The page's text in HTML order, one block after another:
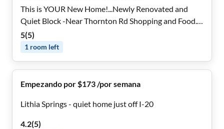
This is YOUR New Home!...Newly Renovated and
Quiet Block -Near Thornton Rd Shopping and Food.
Hurry!
5(5)
1 room left
Empezando por $173 /por semana
Lithia Springs - quiet home just off I-20
4.2(5)